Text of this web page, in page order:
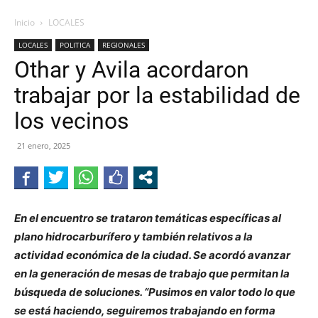
Inicio LOCALES
LOCALES POLITICA REGIONALES
Othar y Avila acordaron
trabajar por la estabilidad de
los vecinos
21 enero, 2025
En el encuentro se trataron temáticas específicas al
plano hidrocarburífero y también relativos a la
actividad económica de la ciudad. Se acordó avanzar
en la generación de mesas de trabajo que permitan la
búsqueda de soluciones. “Pusimos en valor todo lo que
se está haciendo, seguiremos trabajando en forma